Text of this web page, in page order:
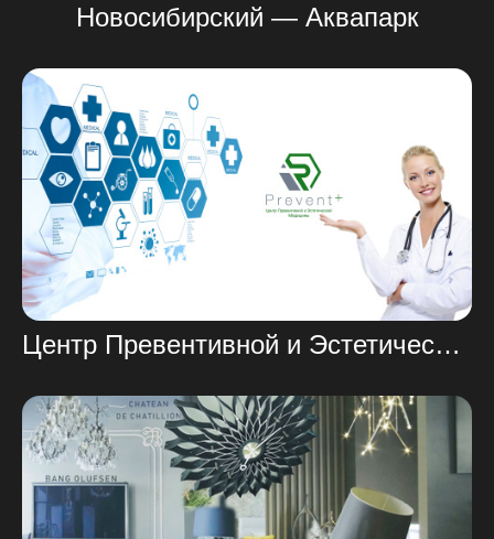
Новосибирский — Аквапарк
Центр Превентивной и Эстетической Медицины PREVENT+